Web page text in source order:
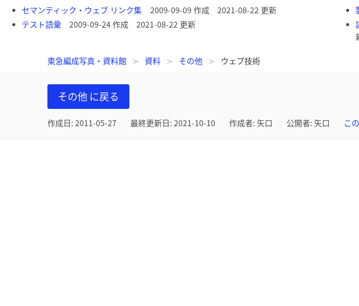
セマンティック・ウェブ リンク集 2009-09-09 作成 2021-08-22 更新
テスト語彙 2009-09-24 作成 2021-08-22 更新
東急編成写真・資料館 資料 その他 ウェブ技術
その他 に戻る
作成日: 2011-05-27 最終更新日: 2021-10-10 作成者: 矢口 公開者: 矢口 こ